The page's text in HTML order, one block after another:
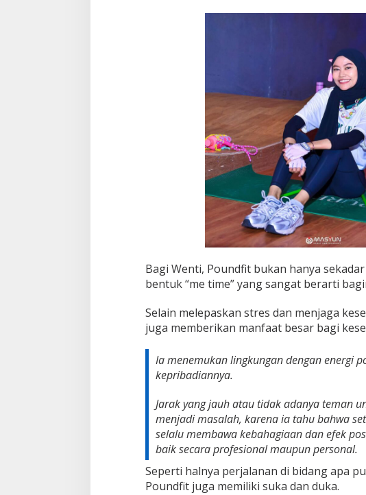
Bagi Wenti, Poundfit bukan hanya
bentuk “me time” yang sangat berarti
Selain melepaskan stres dan menjaga
juga memberikan manfaat besar bagi
Ia menemukan lingkungan dengan energi
kepribadiannya.
Jarak yang jauh atau tidak adanya teman
menjadi masalah, karena ia tahu bahwa
selalu membawa kebahagiaan dan efek
baik secara profesional maupun personal.
Seperti halnya perjalanan di bidang apa
Poundfit juga memiliki suka dan duka.